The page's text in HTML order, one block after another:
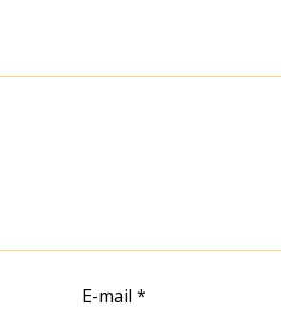
E-mail*